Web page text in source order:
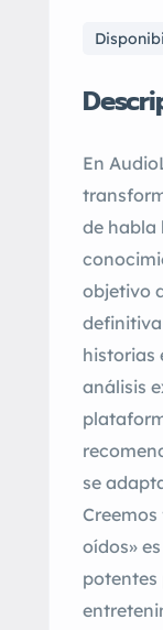
En
de habla
objetivo
historias
análisis
se
oídos»
potentes